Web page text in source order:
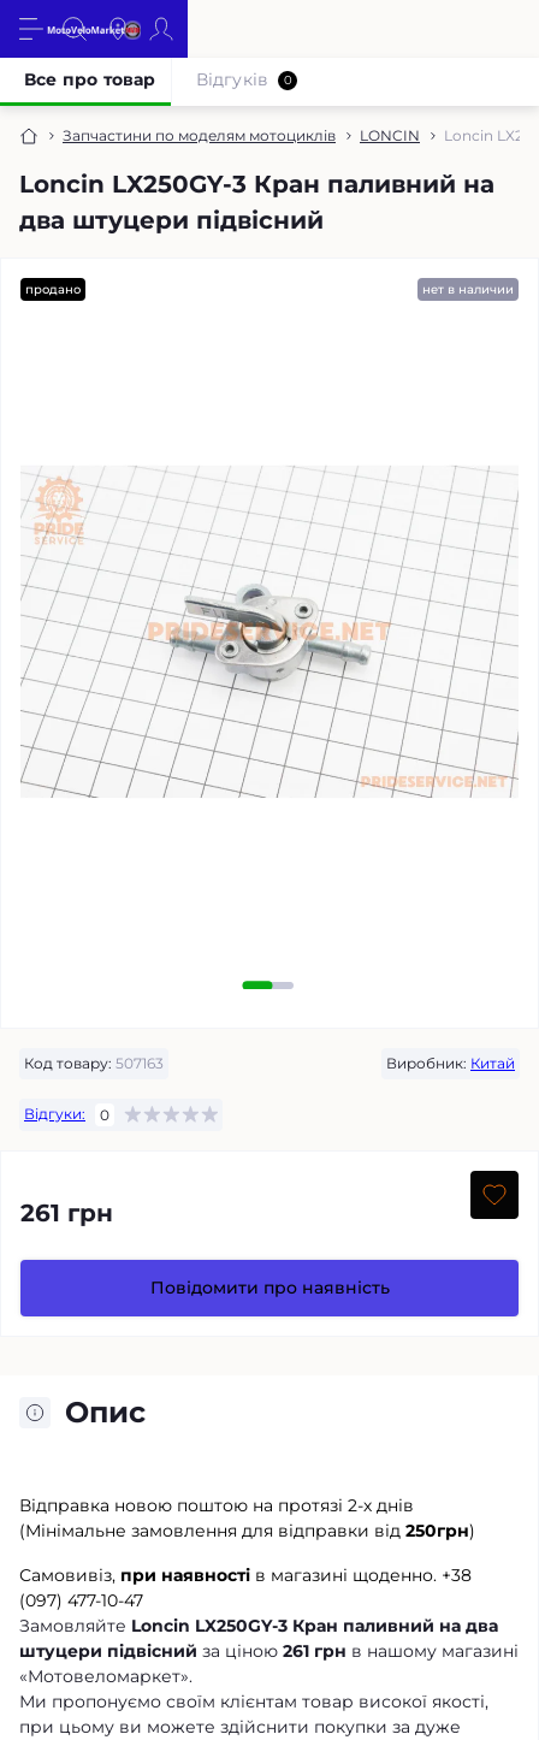
Запчастини по моделям мотоциклів LONCIN Loncin
Loncin LX250GY-3 Кран паливний на
два штуцери підвісний
Все про товар Відгуків 0
продано нет в наличии
Код товару: 507163 Виробник: Китай
Відгуки: 0
261 грн
Повідомити про наявність
Опис
Відправка новою поштою на протязі 2-х днів
(Мінімальне замовлення для відправки від 250грн)
Самовивіз, при наявності в магазині щоденно. +38
(097) 477-10-47
Замовляйте Loncin LX250GY-3 Кран паливний на два
штуцери підвісний за ціною 261 грн в нашому магазині
«Мотовеломаркет».
Ми пропонуємо своїм клієнтам товар високої якості,
при цьому ви можете здійснити покупки за дуже